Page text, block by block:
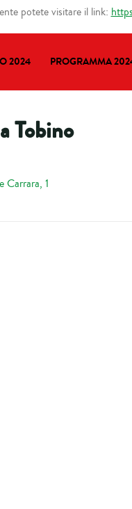
2024 PROGRAMMA
potete visitare il link:
Tobino
Carrara, 1